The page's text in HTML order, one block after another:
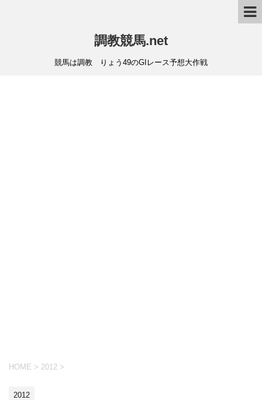
調教競馬.net
競馬は調教 りょう49のGIレース予想大作戦
HOME > 2012 >
2012